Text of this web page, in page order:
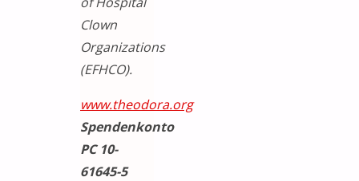
Clown
Organizations
(EFHCO).
www.theodora.org
Spendenkonto
PC 10-
61645-5